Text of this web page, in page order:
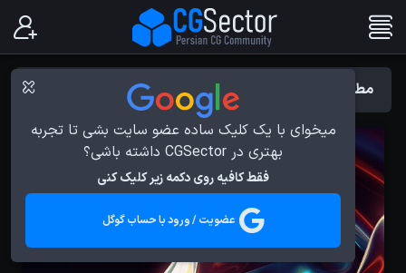
میخوای با یک کلیک ساده عضو سایت بشی تا تجربه
بهتری در CGSector داشته باشی؟
فقط کافیه روی دکمه زیر کلیک کنی
عضویت / ورود با حساب گوگل
مطالب با برچسب : Red Giant